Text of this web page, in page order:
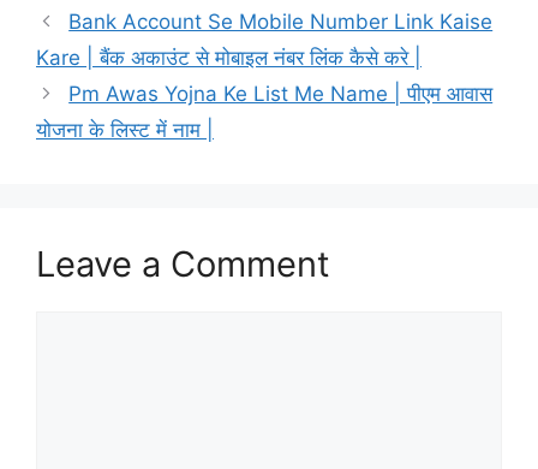
Bank Account Se Mobile Number Link Kaise
Kare | बैंक अकाउंट से मोबाइल नंबर लिंक कैसे करे |
Pm Awas Yojna Ke List Me Name | पीएम आवास
योजना के लिस्ट में नाम |
Leave a Comment